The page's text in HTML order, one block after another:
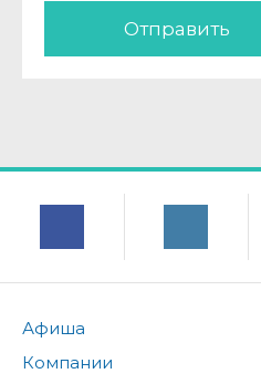
Отправить
Афиша
Компании